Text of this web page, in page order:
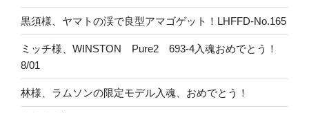
黒須様、ヤマトの渓で良型アマゴゲット！LHFFD-No.165
ミッチ様、WINSTON Pure2 693-4入魂おめでとう！
8/01
林様、ラムソンの限定モデル入魂、おめでとう！